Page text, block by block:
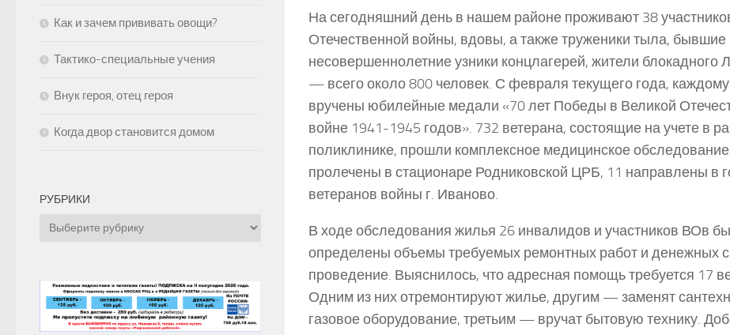
На сегодняшний день в нашем районе проживают 38
Отечественной войны, вдовы, а также труженики тыла, бывшие
несовершеннолетние узники концлагерей, жители блокадного
— всего около 800 человек. С февраля текущего года, каждому
вручены юбилейные медали «70 лет Победы в Великой
войне 1941-1945 годов». 732 ветерана, состоящие на учете в
поликлинике, прошли комплексное медицинское
пролечены в стационаре Родниковской ЦРБ, 11 направлены в
ветеранов войны г. Иваново.
В ходе обследования жилья 26 инвалидов и участников ВОв
определены объемы требуемых ремонтных работ и денежных
проведение. Выяснилось, что адресная помощь требуется 17
Одним из них отремонтируют жилье, другим — заменят
газовое оборудование, третьим — вручат бытовую технику.
Как и зачем прививать овощи?
Тактико-специальные учения
Внук героя, отец героя
Когда двор становится домом
РУБРИКИ
Рубрики